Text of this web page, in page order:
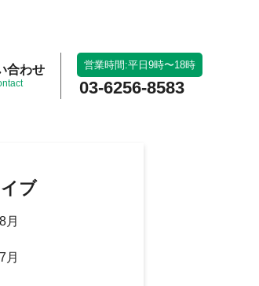
合わせ 営業時間:平日9時〜18時
03-6256-8583
ブ
月
月